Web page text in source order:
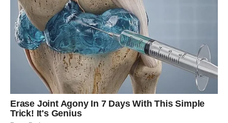
mogu povećatireakcije na stresi izazvati depresiju ili
anksioznost.